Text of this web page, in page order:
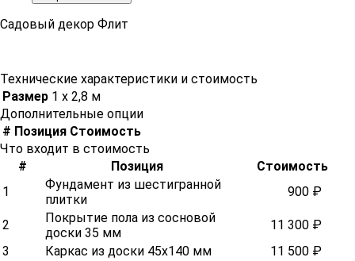
Садовый декор Флит
Технические характеристики и стоимость
Размер 1 х 2,8 м
Дополнительные опции
# Позиция Стоимость
Что входит в стоимость
#
Позиция
Стоимость
1
Фундамент из шестигранной
плитки
900 ₽
2
Покрытие пола из сосновой
доски 35 мм
11 300 ₽
3
Каркас из доски 45х140 мм
11 500 ₽